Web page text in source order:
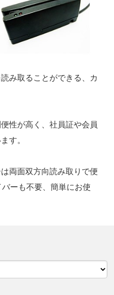
み取ることができる、カ
性が高く、社員証や会員
す。
両面双方向読み取りで便
ーも不要、簡単にお使